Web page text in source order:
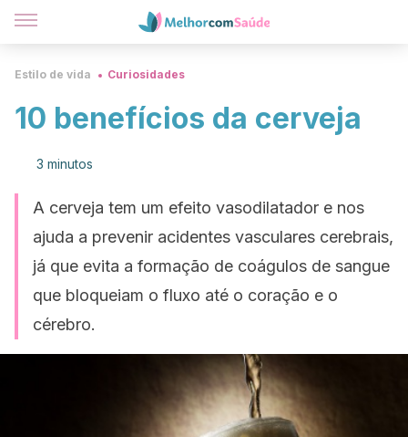
Estilo de vida Curiosidades
10 benefícios da cerveja
3 minutos
A cerveja tem um efeito vasodilatador e nos
ajuda a prevenir acidentes vasculares cerebrais,
já que evita a formação de coágulos de sangue
que bloqueiam o fluxo até o coração e o
cérebro.